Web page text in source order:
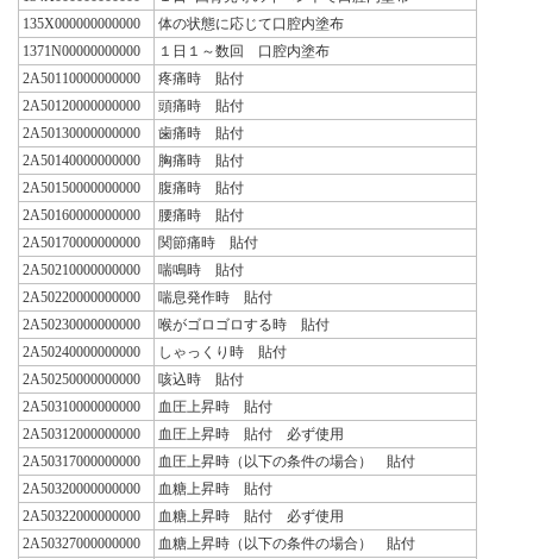
135X000000000000
体の状態に応じて口腔内塗布
1371N00000000000
１日１～数回 口腔内塗布
2A50110000000000
疼痛時 貼付
2A50120000000000
頭痛時 貼付
2A50130000000000
歯痛時 貼付
2A50140000000000
胸痛時 貼付
2A50150000000000
腹痛時 貼付
2A50160000000000
腰痛時 貼付
2A50170000000000
関節痛時 貼付
2A50210000000000
喘鳴時 貼付
2A50220000000000
喘息発作時 貼付
2A50230000000000
喉がゴロゴロする時 貼付
2A50240000000000
しゃっくり時 貼付
2A50250000000000
咳込時 貼付
2A50310000000000
血圧上昇時 貼付
2A50312000000000
血圧上昇時 貼付 必ず使用
2A50317000000000
血圧上昇時（以下の条件の場合） 貼付
2A50320000000000
血糖上昇時 貼付
2A50322000000000
血糖上昇時 貼付 必ず使用
2A50327000000000
血糖上昇時（以下の条件の場合） 貼付